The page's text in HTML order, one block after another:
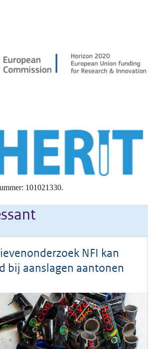
101021330.
NFI kan
bij aanslagen aantonen